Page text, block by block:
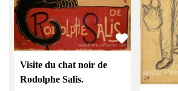
Visite du chat noir de
Rodolphe Salis.